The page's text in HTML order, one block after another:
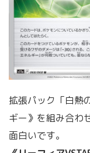
拡張パック「白熱
ギー》を組み合わ
面白いです。